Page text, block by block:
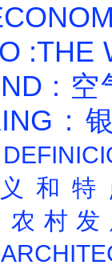
:THE
: 空
:
义和
: 农村